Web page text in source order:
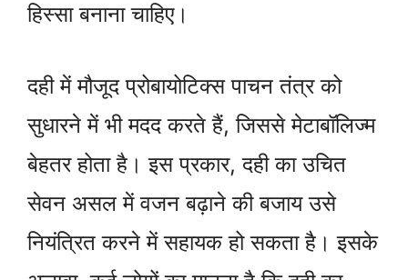
हिस्सा बनाना चाहिए।
दही में मौजूद प्रोबायोटिक्स पाचन तंत्र को
सुधारने में भी मदद करते हैं, जिससे मेटाबॉलिज्म
बेहतर होता है। इस प्रकार, दही का उचित
सेवन असल में वजन बढ़ाने की बजाय उसे
नियंत्रित करने में सहायक हो सकता है। इसके